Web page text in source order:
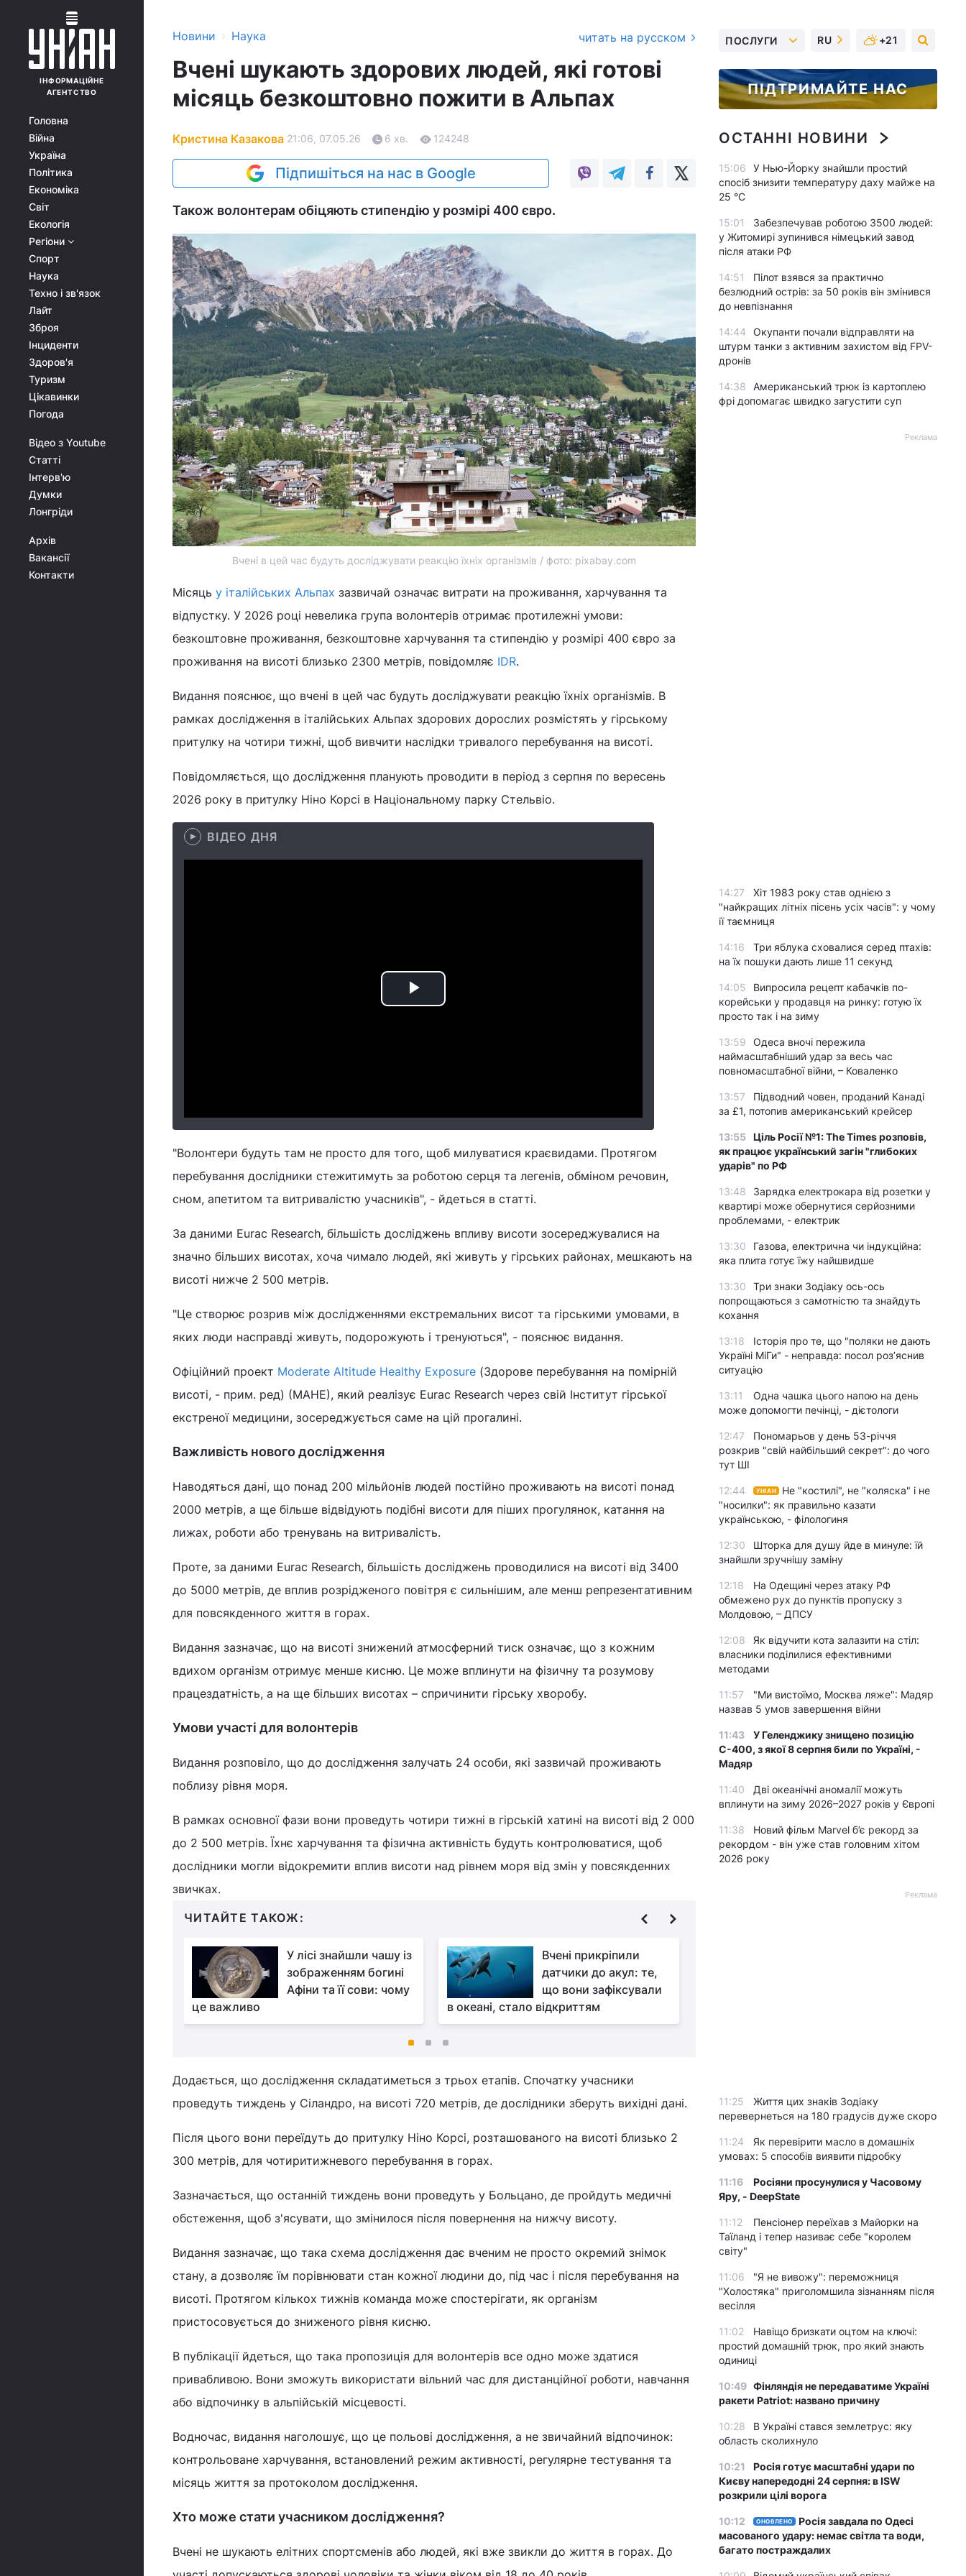
ІНФОРМАЦІЙНЕ
АГЕНТСТВО
Головна
Війна
Україна
Політика
Економіка
Світ
Екологія
Регіони
Спорт
Наука
Техно і зв'язок
Лайт
Зброя
Інциденти
Здоров'я
Туризм
Цікавинки
Погода
Відео з Youtube
Статті
Інтерв'ю
Думки
Лонгріди
Архів
Вакансії
Контакти
Новини › Наука читать на русском
Вчені шукають здорових людей, які готові
місяць безкоштовно пожити в Альпах
Кристина Казакова 21:06, 07.05.26 6 хв. 124248
Підпишіться на нас в Google
Також волонтерам обіцяють стипендію у розмірі 400 євро.
Вчені в цей час будуть досліджувати реакцію їхніх організмів / фото: pixabay.com
Місяць у італійських Альпах зазвичай означає витрати на проживання, харчування та
відпустку. У 2026 році невелика група волонтерів отримає протилежні умови:
безкоштовне проживання, безкоштовне харчування та стипендію у розмірі 400 євро за
проживання на висоті близько 2300 метрів, повідомляє IDR.
Видання пояснює, що вчені в цей час будуть досліджувати реакцію їхніх організмів. В
рамках дослідження в італійських Альпах здорових дорослих розмістять у гірському
притулку на чотири тижні, щоб вивчити наслідки тривалого перебування на висоті.
Повідомляється, що дослідження планують проводити в період з серпня по вересень
2026 року в притулку Ніно Корсі в Національному парку Стельвіо.
ВІДЕО ДНЯ
Play
"Волонтери будуть там не просто для того, щоб милуватися краєвидами. Протягом
перебування дослідники стежитимуть за роботою серця та легенів, обміном речовин,
сном, апетитом та витривалістю учасників", - йдеться в статті.
За даними Eurac Research, більшість досліджень впливу висоти зосереджувалися на
значно більших висотах, хоча чимало людей, які живуть у гірських районах, мешкають на
висоті нижче 2 500 метрів.
"Це створює розрив між дослідженнями екстремальних висот та гірськими умовами, в
яких люди насправді живуть, подорожують і тренуються", - пояснює видання.
Офіційний проект Moderate Altitude Healthy Exposure (Здорове перебування на помірній
висоті, - прим. ред) (MAHE), який реалізує Eurac Research через свій Інститут гірської
екстреної медицини, зосереджується саме на цій прогалині.
Важливість нового дослідження
Наводяться дані, що понад 200 мільйонів людей постійно проживають на висоті понад
2000 метрів, а ще більше відвідують подібні висоти для піших прогулянок, катання на
лижах, роботи або тренувань на витривалість.
Проте, за даними Eurac Research, більшість досліджень проводилися на висоті від 3400
до 5000 метрів, де вплив розрідженого повітря є сильнішим, але менш репрезентативним
для повсякденного життя в горах.
Видання зазначає, що на висоті знижений атмосферний тиск означає, що з кожним
вдихом організм отримує менше кисню. Це може вплинути на фізичну та розумову
працездатність, а на ще більших висотах – спричинити гірську хворобу.
Умови участі для волонтерів
Видання розповіло, що до дослідження залучать 24 особи, які зазвичай проживають
поблизу рівня моря.
В рамках основної фази вони проведуть чотири тижні в гірській хатині на висоті від 2 000
до 2 500 метрів. Їхнє харчування та фізична активність будуть контролюватися, щоб
дослідники могли відокремити вплив висоти над рівнем моря від змін у повсякденних
звичках.
ЧИТАЙТЕ ТАКОЖ:
У лісі знайшли чашу із
зображенням богині
Афіни та її сови: чому
це важливо
Вчені прикріпили
датчики до акул: те,
що вони зафіксували
в океані, стало відкриттям
Додається, що дослідження складатиметься з трьох етапів. Спочатку учасники
проведуть тиждень у Сіландро, на висоті 720 метрів, де дослідники зберуть вихідні дані.
Після цього вони переїдуть до притулку Ніно Корсі, розташованого на висоті близько 2
300 метрів, для чотиритижневого перебування в горах.
Зазначається, що останній тиждень вони проведуть у Больцано, де пройдуть медичні
обстеження, щоб з'ясувати, що змінилося після повернення на нижчу висоту.
Видання зазначає, що така схема дослідження дає вченим не просто окремий знімок
стану, а дозволяє їм порівнювати стан кожної людини до, під час і після перебування на
висоті. Протягом кількох тижнів команда може спостерігати, як організм
пристосовується до зниженого рівня кисню.
В публікації йдеться, що така пропозиція для волонтерів все одно може здатися
привабливою. Вони зможуть використати вільний час для дистанційної роботи, навчання
або відпочинку в альпійській місцевості.
Водночас, видання наголошує, що це польові дослідження, а не звичайний відпочинок:
контрольоване харчування, встановлений режим активності, регулярне тестування та
місяць життя за протоколом дослідження.
Хто може стати учасником дослідження?
Вчені не шукають елітних спортсменів або людей, які вже звикли до життя в горах. До
ПОСЛУГИ RU +21
ПІДТРИМАЙТЕ НАС
ОСТАННІ НОВИНИ
15:06
У Нью-Йорку знайшли простий
спосіб знизити температуру даху майже на
25 °C
15:01
Забезпечував роботою 3500 людей:
у Житомирі зупинився німецький завод
після атаки РФ
14:51
Пілот взявся за практично
безлюдний острів: за 50 років він змінився
до невпізнання
14:44
Окупанти почали відправляти на
штурм танки з активним захистом від FPV-
дронів
14:38
Американський трюк із картоплею
фрі допомагає швидко загустити суп
Реклама
14:27
Хіт 1983 року став однією з
"найкращих літніх пісень усіх часів": у чому
її таємниця
14:16
Три яблука сховалися серед птахів:
на їх пошуки дають лише 11 секунд
14:05
Випросила рецепт кабачків по-
корейськи у продавця на ринку: готую їх
просто так і на зиму
13:59
Одеса вночі пережила
наймасштабніший удар за весь час
повномасштабної війни, – Коваленко
13:57
Підводний човен, проданий Канаді
за £1, потопив американський крейсер
13:55 Ціль Росії №1: The Times розповів,
як працює український загін "глибоких
ударів" по РФ
13:48
Зарядка електрокара від розетки у
квартирі може обернутися серйозними
проблемами, - електрик
13:30
Газова, електрична чи індукційна:
яка плита готує їжу найшвидше
13:30
Три знаки Зодіаку ось-ось
попрощаються з самотністю та знайдуть
кохання
13:18
Історія про те, що "поляки не дають
Україні МіГи" - неправда: посол роз’яснив
ситуацію
13:11
Одна чашка цього напою на день
може допомогти печінці, - дієтологи
12:47
Пономарьов у день 53-річчя
розкрив "свій найбільший секрет": до чого
тут ШІ
12:44 УНІАН
Не "костилі", не "коляска" і не
"носилки": як правильно казати
українською, - філологиня
12:30
Шторка для душу йде в минуле: їй
знайшли зручнішу заміну
12:18
На Одещині через атаку РФ
обмежено рух до пунктів пропуску з
Молдовою, – ДПСУ
12:08
Як відучити кота залазити на стіл:
власники поділилися ефективними
методами
11:57
"Ми вистоїмо, Москва ляже": Мадяр
назвав 5 умов завершення війни
11:43
У Геленджику знищено позицію
С-400, з якої 8 серпня били по Україні, -
Мадяр
11:40
Дві океанічні аномалії можуть
вплинути на зиму 2026–2027 років у Європі
11:38
Новий фільм Marvel б’є рекорд за
рекордом - він уже став головним хітом
2026 року
Реклама
11:25
Життя цих знаків Зодіаку
перевернеться на 180 градусів дуже скоро
11:24
Як перевірити масло в домашніх
умовах: 5 способів виявити підробку
11:16
Росіяни просунулися у Часовому
Яру, - DeepState
11:12
Пенсіонер переїхав з Майорки на
Таїланд і тепер називає себе "королем
світу"
11:06
"Я не вивожу": переможниця
"Холостяка" приголомшила зізнанням після
весілля
11:02
Навіщо бризкати оцтом на ключі:
простий домашній трюк, про який знають
одиниці
10:49 Фінляндія не передаватиме Україні
ракети Patriot: названо причину
10:28
В Україні стався землетрус: яку
область сколихнуло
10:21
Росія готує масштабні удари по
Києву напередодні 24 серпня: в ISW
розкрили цілі ворога
10:12 ОНОВЛЕНО
Росія завдала по Одесі
масованого удару: немає світла та води,
багато постраждалих